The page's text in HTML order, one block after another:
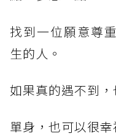
找到一位願意尊
生的人。
如果真的遇不到，
單身，也可以很幸